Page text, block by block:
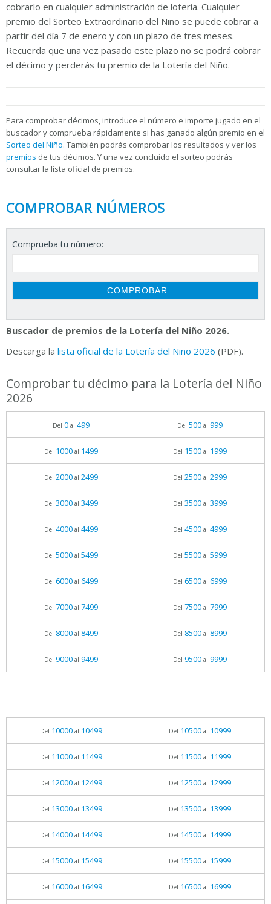
cobrarlo en cualquier administración de lotería. Cualquier
premio del Sorteo Extraordinario del Niño se puede cobrar a
partir del día 7 de enero y con un plazo de tres meses.
Recuerda que una vez pasado este plazo no se podrá cobrar
el décimo y perderás tu premio de la Lotería del Niño.
Para comprobar décimos, introduce el número e importe jugado en el
buscador y comprueba rápidamente si has ganado algún premio en el
Sorteo del Niño. También podrás comprobar los resultados y ver los
premios de tus décimos. Y una vez concluido el sorteo podrás
consultar la lista oficial de premios.
COMPROBAR NÚMEROS
Comprueba tu número:
Buscador de premios de la Lotería del Niño 2026.
Descarga la lista oficial de la Lotería del Niño 2026 (PDF).
Comprobar tu décimo para la Lotería del Niño
2026
Del 0al 499 Del 500al 999
Del 1000al 1499 Del 1500al 1999
Del 2000al 2499 Del 2500al 2999
Del 3000al 3499 Del 3500al 3999
Del 4000al 4499 Del 4500al 4999
Del 5000al 5499 Del 5500al 5999
Del 6000al 6499 Del 6500al 6999
Del 7000al 7499 Del 7500al 7999
Del 8000al 8499 Del 8500al 8999
Del 9000al 9499 Del 9500al 9999
Del 10000al 10499 Del 10500al 10999
Del 11000al 11499 Del 11500al 11999
Del 12000al 12499 Del 12500al 12999
Del 13000al 13499 Del 13500al 13999
Del 14000al 14499 Del 14500al 14999
Del 15000al 15499 Del 15500al 15999
Del 16000al 16499 Del 16500al 16999